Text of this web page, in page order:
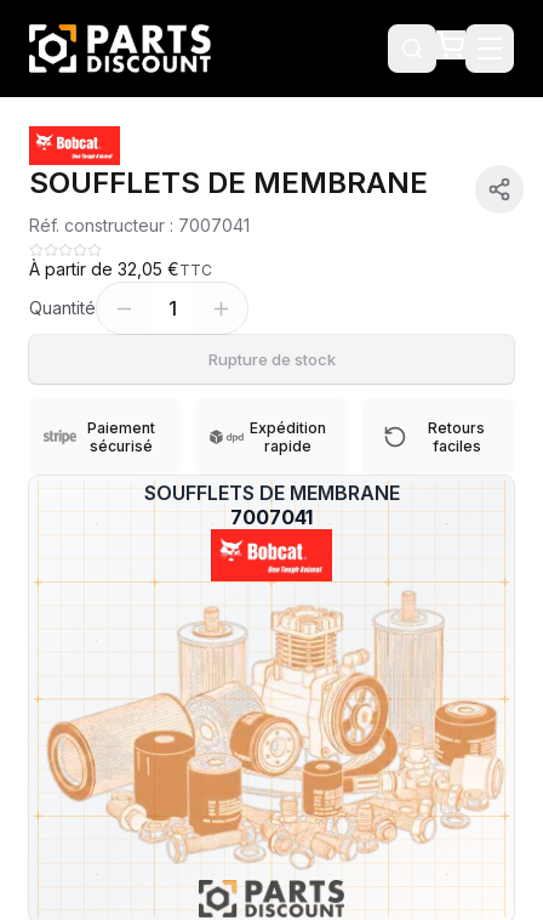
?
SOUFFLETS DE MEMBRANE
7007041
SOUFFLETS DE MEMBRANE
Réf. constructeur : 7007041
À partir de 32,05 €TTC
Quantité 1
Rupture de stock
Paiement
sécurisé
Expédition
rapide
Retours
faciles
Machines compatibles
Expédition et Retours
sous 48-
72h
—
Sous réserve de disponibilité des stocks.
Livraison estimée 24h/48h par les
transporteurs.
France
métropolitaine
Livraison exclusivement en France
métropolitaine (hors Corse et DOM-
TOM).
totale
Pas de surprise : le coût exact est
calculé selon le poids et le volume de
votre commande avant paiement.